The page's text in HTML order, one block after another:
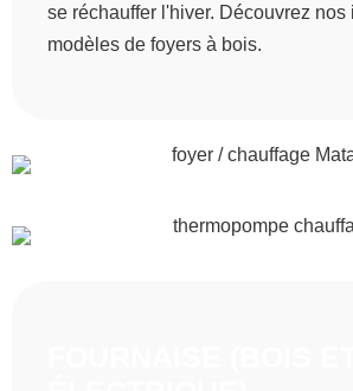
se réchauffer l'hiver. Découvrez nos
modèles de foyers à bois.